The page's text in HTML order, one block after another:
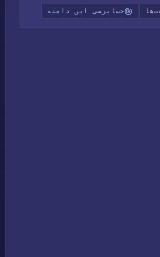
حسابرسی این دامنه